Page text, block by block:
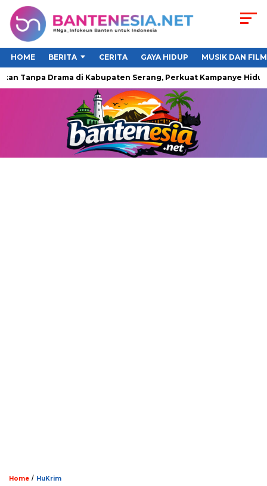
HOME BERITA CERITA GAYA HIDUP MUSIK DAN FILM
Tanpa Drama di Kabupaten Serang, Perkuat Kampanye Hidup
Home / HuKrim